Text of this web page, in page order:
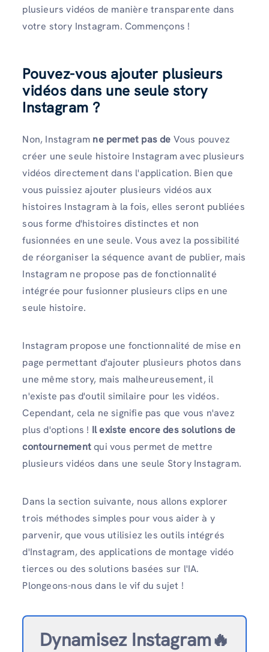
plusieurs vidéos de manière transparente dans
votre story Instagram. Commençons !
Pouvez-vous ajouter plusieurs
vidéos dans une seule story
Instagram ?
Non, Instagram ne permet pas de Vous pouvez
créer une seule histoire Instagram avec plusieurs
vidéos directement dans l'application. Bien que
vous puissiez ajouter plusieurs vidéos aux
histoires Instagram à la fois, elles seront publiées
sous forme d'histoires distinctes et non
fusionnées en une seule. Vous avez la possibilité
de réorganiser la séquence avant de publier, mais
Instagram ne propose pas de fonctionnalité
intégrée pour fusionner plusieurs clips en une
seule histoire.
Instagram propose une fonctionnalité de mise en
page permettant d'ajouter plusieurs photos dans
une même story, mais malheureusement, il
n'existe pas d'outil similaire pour les vidéos.
Cependant, cela ne signifie pas que vous n'avez
plus d'options ! Il existe encore des solutions de
contournementqui vous permet de mettre
plusieurs vidéos dans une seule Story Instagram.
Dans la section suivante, nous allons explorer
trois méthodes simples pour vous aider à y
parvenir, que vous utilisiez les outils intégrés
d'Instagram, des applications de montage vidéo
tierces ou des solutions basées sur l'IA.
Plongeons-nous dans le vif du sujet !
Dynamisez Instagram🔥